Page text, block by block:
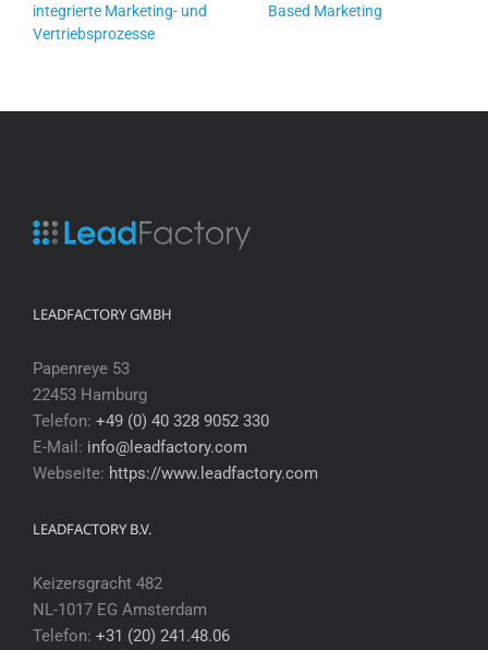
integrierte Marketing- und
Vertriebsprozesse
Based Marketing
LEADFACTORY GMBH
Papenreye 53
22453 Hamburg
Telefon: +49 (0) 40 328 9052 330
E-Mail: info@leadfactory.com
Webseite: https://www.leadfactory.com
LEADFACTORY B.V.
Keizersgracht 482
NL-1017 EG Amsterdam
Telefon: +31 (20) 241.48.06